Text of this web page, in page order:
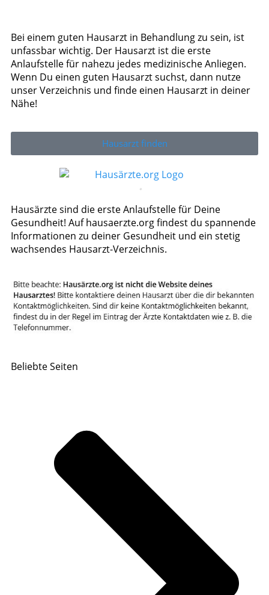
Bei einem guten Hausarzt in Behandlung zu sein, ist
unfassbar wichtig. Der Hausarzt ist die erste
Anlaufstelle für nahezu jedes medizinische Anliegen.
Wenn Du einen guten Hausarzt suchst, dann nutze
unser Verzeichnis und finde einen Hausarzt in deiner
Nähe!
Hausarzt finden
Hausärzte sind die erste Anlaufstelle für Deine
Gesundheit! Auf hausaerzte.org findest du spannende
Informationen zu deiner Gesundheit und ein stetig
wachsendes Hausarzt-Verzeichnis.
Beliebte Seiten